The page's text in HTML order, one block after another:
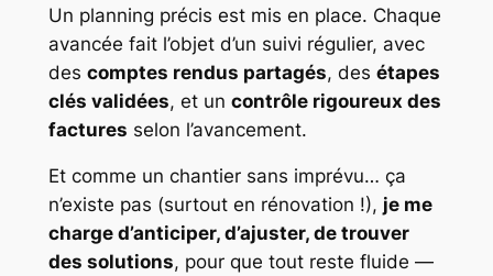
Un planning précis est mis en place. Chaque
avancée fait l’objet d’un suivi régulier, avec
des comptes rendus partagés, des étapes
clés validées, et un contrôle rigoureux des
factures selon l’avancement.
Et comme un chantier sans imprévu… ça
n’existe pas (surtout en rénovation !), je me
charge d’anticiper, d’ajuster, de trouver
des solutions, pour que tout reste fluide —